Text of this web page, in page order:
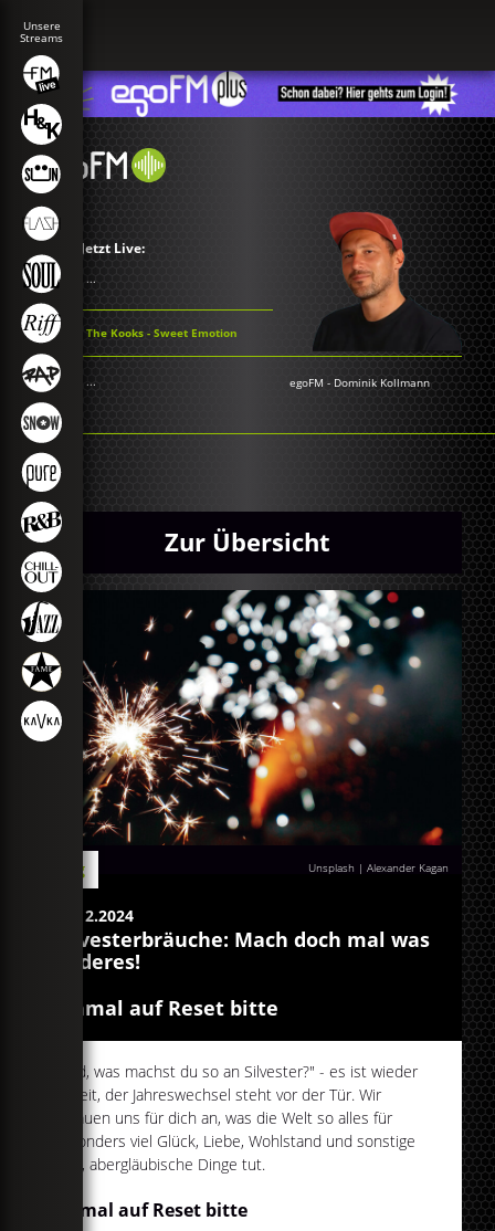
Jetzt Live:
...
The Kooks - Sweet Emotion
... egoFM - Dominik Kollmann
Zur Übersicht
Unsplash | Alexander Kagan
Blog
28.12.2024
Silvesterbräuche: Mach doch mal was
anderes!
Einmal auf Reset bitte
"Und, was machst du so an Silvester?" - es ist wieder
soweit, der Jahreswechsel steht vor der Tür. Wir
schauen uns für dich an, was die Welt so alles für
besonders viel Glück, Liebe, Wohlstand und sonstige
tolle, abergläubische Dinge tut.
Einmal auf Reset bitte